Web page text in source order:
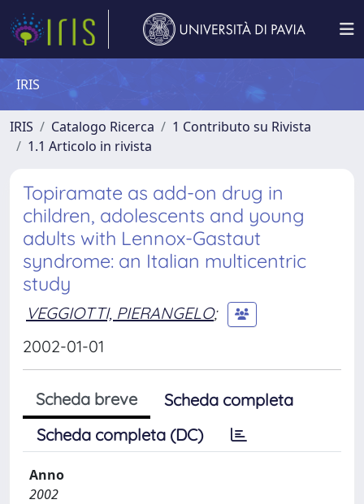
IRIS
IRIS Catalogo Ricerca
1 Contributo su Rivista
1.1 Articolo in rivista
Topiramate as add-on drug in
children, adolescents and young
adults with Lennox-Gastaut
syndrome: an Italian multicentric
study
VEGGIOTTI, PIERANGELO;
2002-01-01
Scheda breve
Scheda completa
Scheda completa (DC)
Anno
2002